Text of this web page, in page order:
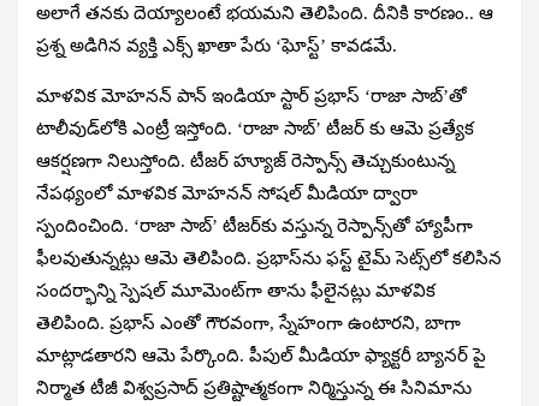
అలాగే తనకు దెయ్యాలంటే భయమని తెలిపింది. దీనికి కారణం.. ఆ
ప్రశ్న అడిగిన వ్యక్తి ఎక్స్ ఖాతా పేరు ‘ఘోస్ట్’ కావడమే.
మాళవిక మోహనన్ పాన్ ఇండియా స్టార్ ప్రభాస్ ‘రాజా సాబ్’తో
టాలీవుడ్‌లోకి ఎంట్రీ ఇస్తోంది. ‘రాజా సాబ్’ టీజర్ కు ఆమె ప్రత్యేక
ఆకర్షణగా నిలుస్తోంది. టీజర్ హ్యూజ్ రెస్పాన్స్ తెచ్చుకుంటున్న
నేపథ్యంలో మాళవిక మోహనన్ సోషల్ మీడియా ద్వారా
స్పందించింది. ‘రాజా సాబ్’ టీజర్‌కు వస్తున్న రెస్పాన్స్‌తో హ్యాపీగా
ఫీలవుతున్నట్లు ఆమె తెలిపింది. ప్రభాస్‌ను ఫస్ట్ టైమ్ సెట్స్‌లో కలిసిన
సందర్భాన్ని స్పెషల్ మూమెంట్‌గా తాను ఫీలైనట్లు మాళవిక
తెలిపింది. ప్రభాస్ ఎంతో గౌరవంగా, స్నేహంగా ఉంటారని, బాగా
మాట్లాడతారని ఆమె పేర్కొంది. పీపుల్ మీడియా ఫ్యాక్టరీ బ్యానర్ పై
నిర్మాత టీజీ విశ్వప్రసాద్ ప్రతిష్టాత్మకంగా నిర్మిస్తున్న ఈ సినిమాను